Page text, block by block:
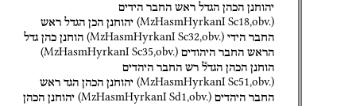
יהוחנן הכהן הגדל ראש החבר הידים
(MzHasmHyrkanI Sc18,obv.) יהוחנן הכן הגדל ראש
החבר הידי (MzHasmHyrkanI Sc32,obv.) הוחנן כהן גדל
הראש החבר היהודים (MzHasmHyrkanI Sc35,obv.)
הוחנן הכהן הגדל֯ רש החבר היהדים
(MzHasmHyrkanI Sc51,obv.) יהוחנן הכהן הגד ראש
החבר היהדים (MzHasmHyrkanI Sd1,obv.) יהוחנן הכהן